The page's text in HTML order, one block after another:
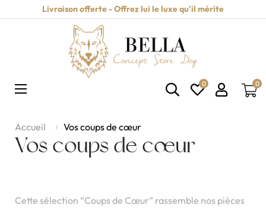
Livraison offerte - Offrez lui le luxe qu'il mérite
Basculer
☰ 0 0
Vos coups de cœur
Accueil Vos coups de cœur
Cette sélection “Coups de Cœur” rassemble nos pièces